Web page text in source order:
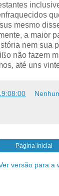
mesmo
a maior
nem sua
não fazem
até uns
Página inicial
versão para a